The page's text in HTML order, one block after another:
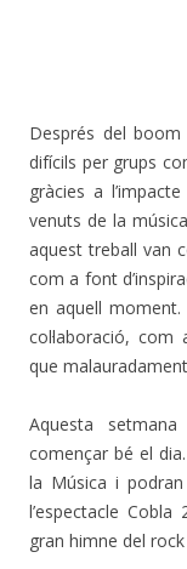
Després del
difícils per grups
gràcies a
venuts de la
aquest treball van
com a font
en aquell
col·laboració,
que
Aquesta
començar bé el
la Música i
l’espectacle
gran himne del